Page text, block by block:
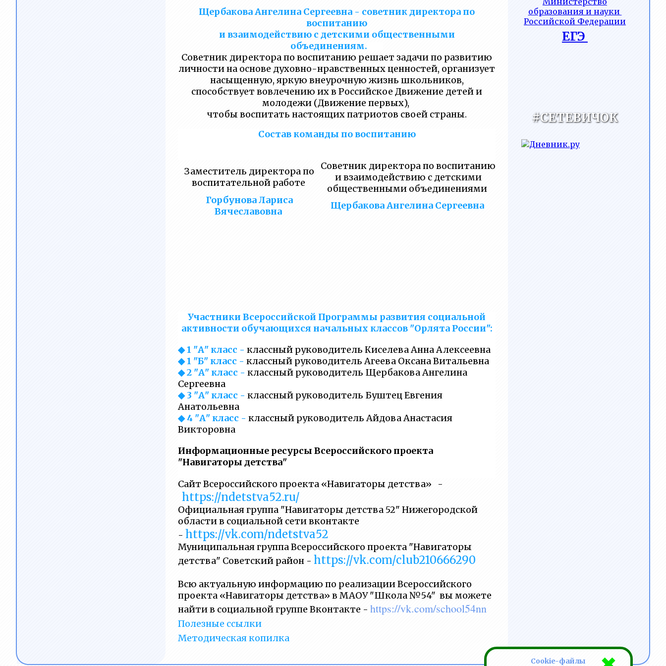
Щербакова Ангелина Сергеевна - советник директора по
воспитанию
и взаимодействию с детскими общественными
объединениям.
Советник директора по воспитанию решает задачи по развитию
личности на основе духовно-нравственных ценностей, организует
насыщенную, яркую внеурочную жизнь школьников,
способствует вовлечению их в Российское Движение детей и
молодежи (Движение первых),
чтобы воспитать настоящих патриотов своей страны.
Состав команды по воспитанию
Заместитель директора по
воспитательной работе
Советник директора по воспитанию
и взаимодействию с детскими
общественными объединениями
Горбунова Лариса
Вячеславовна
Щербакова Ангелина Сергеевна
Участники Всероссийской Программы развития социальной
активности обучающихся начальных классов "Орлята России":
◆ 1 "А" класс - классный руководитель Киселева Анна Алексеевна
◆ 1 "Б" класс - классный руководитель Агеева Оксана Витальевна
◆ 2 "А" класс - классный руководитель Щербакова Ангелина
Сергеевна
◆ 3 "А" класс - классный руководитель Буштец Евгения
Анатольевна
◆ 4 "А" класс - классный руководитель Айдова Анастасия
Викторовна
Информационные ресурсы Всероссийского проекта
"Навигаторы детства"
Сайт Всероссийского проекта «Навигаторы детства» -
https://ndetstva52.ru/
Официальная группа "Навигаторы детства 52" Нижегородской
области в социальной сети вконтакте
- https://vk.com/ndetstva52
Муниципальная группа Всероссийского проекта "Навигаторы
детства" Советский район - https://vk.com/club210666290
Всю актуальную информацию по реализации Всероссийского
проекта «Навигаторы детства» в МАОУ "Школа №54" вы можете
найти в социальной группе Вконтакте - https://vk.com/school54nn
Полезные ссылки
Методическая копилка
образования и науки
Российской Федерации
ЕГЭ
#СЕТЕВИЧОК
Cookie-файлы